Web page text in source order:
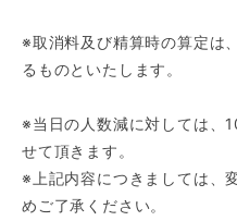
※取消料及び精算時の算定は
るものといたします。
※当日の人数減に対しては、
せて頂きます。
※上記内容につきましては、
めご了承ください。